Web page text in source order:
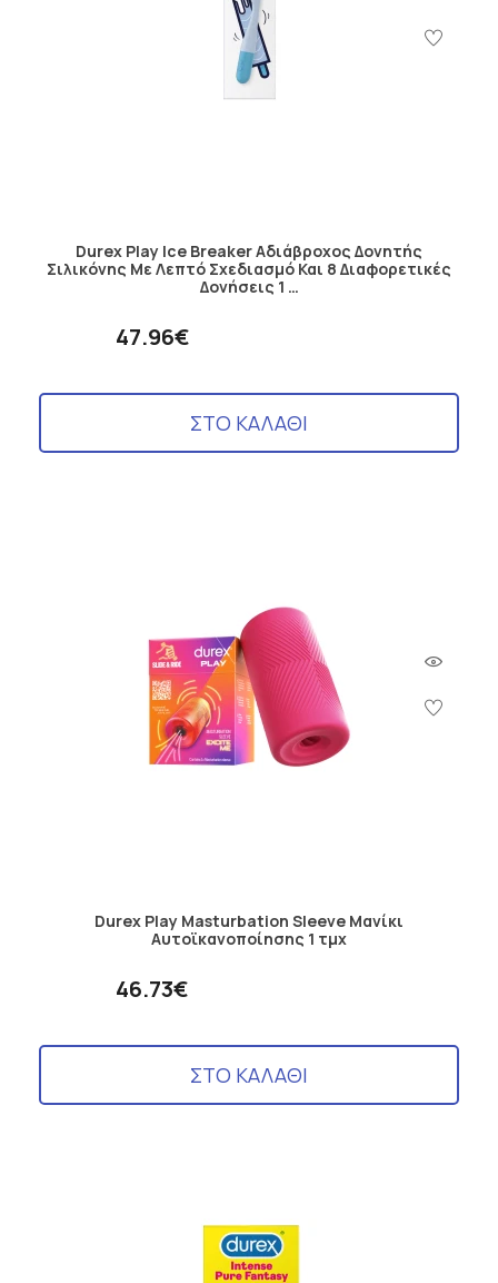
Durex Play Ice Breaker Αδιάβροχος Δονητής
Σιλικόνης Με Λεπτό Σχεδιασμό Και 8 Διαφορετικές
Δονήσεις 1 …
47.96€
ΣΤΟ ΚΑΛΑΘΙ
Durex Play Masturbation Sleeve Μανίκι
Αυτοϊκανοποίησης 1 τμχ
46.73€
ΣΤΟ ΚΑΛΑΘΙ